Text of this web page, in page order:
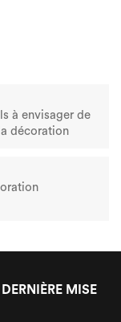
à envisager de
décoration
MISE